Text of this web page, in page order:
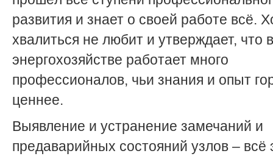
развития и знает о своей работе всё.
хвалиться не любит и утверждает, что в
энергохозяйстве работает много
профессионалов, чьи знания и опыт
ценнее.
Выявление и устранение замечаний и
предаварийных состояний узлов – всё